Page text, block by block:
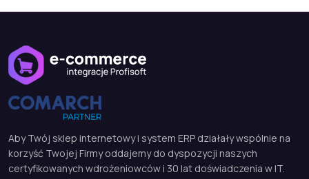
Aby Twój sklep internetowy i system ERP działały wspólnie na
korzyść Twojej Firmy oddajemy do dyspozycji naszych
certyfikowanych wdrożeniowców i 30 lat doświadczenia w IT.